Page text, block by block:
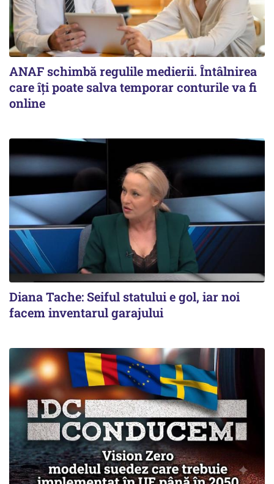
ANAF schimbă regulile medierii. Întâlnirea
care îți poate salva temporar conturile va fi
online
Diana Tache: Seiful statului e gol, iar noi
facem inventarul garajului